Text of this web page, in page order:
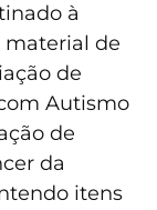
à
de
de
Autismo
de
da
itens